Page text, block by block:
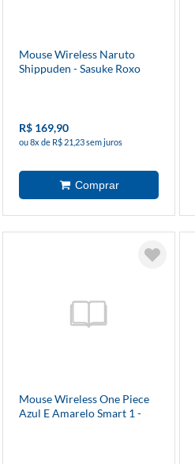
Mouse Wireless Naruto
Shippuden - Sasuke Roxo
R$ 169,90
ou 8x de R$ 21,23 sem juros
Mouse Wireless One Piece
Azul E Amarelo Smart 1 -